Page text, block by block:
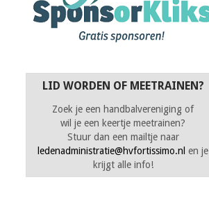
LID WORDEN OF MEETRAINEN?
Zoek je een handbalvereniging of
wil je een keertje meetrainen?
Stuur dan een mailtje naar
ledenadministratie@hvfortissimo.nl en je
krijgt alle info!